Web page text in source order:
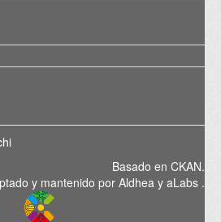
Basado en CKAN.
y mantenido por Aldhea y aLabs .